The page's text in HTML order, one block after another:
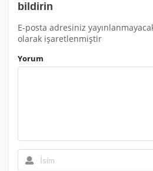
bildirin
E-posta adresiniz
olarak işaretlenmiştir
Yorum